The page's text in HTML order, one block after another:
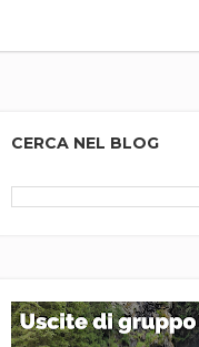
CERCA NEL BLOG